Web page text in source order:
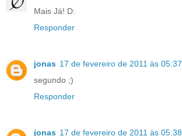
Mais Já! D:
Responder
jonas 17 de fevereiro de 2011 às 05:37
segundo ;)
Responder
jonas 17 de fevereiro de 2011 às 05:38